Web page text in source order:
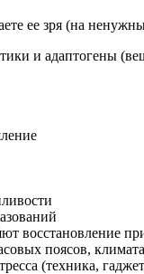
ее зря (на
и адаптогены
восстановление
поясов,
(техника,